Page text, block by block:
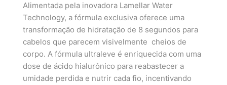
Alimentada pela inovadora Lamellar Water
Technology, a fórmula exclusiva oferece uma
transformação de hidratação de 8 segundos para
cabelos que parecem visivelmente cheios de
corpo. A fórmula ultraleve é enriquecida com uma
dose de ácido hialurônico para reabastecer a
umidade perdida e nutrir cada fio, incentivando